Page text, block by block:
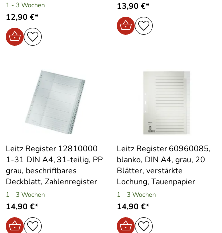
1 - 3 Wochen
12,90 €*
13,90 €*
Leitz Register 12810000
1-31 DIN A4, 31-teilig, PP
grau, beschriftbares
Deckblatt, Zahlenregister
1 - 3 Wochen
14,90 €*
Leitz Register 60960085,
blanko, DIN A4, grau, 20
Blätter, verstärkte
Lochung, Tauenpapier
1 - 3 Wochen
14,90 €*